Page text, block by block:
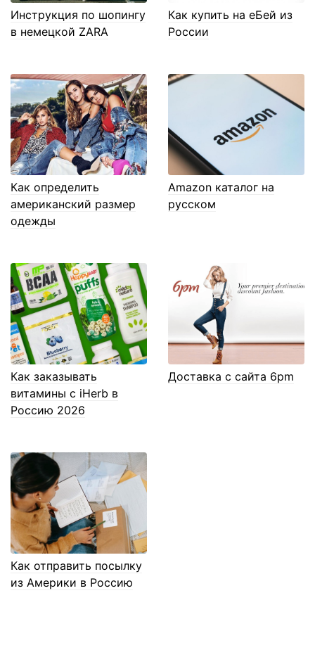
Инструкция по шопингу
в немецкой ZARA
Как купить на еБей из
России
Как определить
американский размер
одежды
Amazon каталог на
русском
Как заказывать
витамины с iHerb в
Россию 2026
Доставка с сайта 6pm
Как отправить посылку
из Америки в Россию